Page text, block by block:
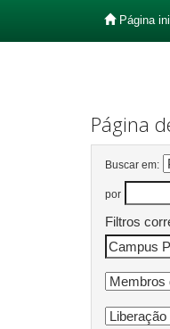
Página
Página
Buscar em:
por
Filtros